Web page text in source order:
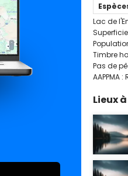
Lac de
Timbre
Pas de
AAPPMA :
Lieux